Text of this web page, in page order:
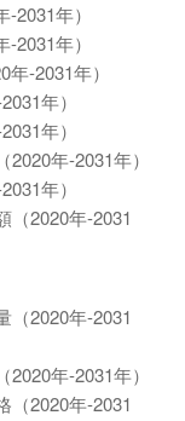
2031年）
2031年）
-2031年）
年）
年）
年-2031年）
年）
（2020年-2031
（2020年-2031
年-2031年）
（2020年-2031